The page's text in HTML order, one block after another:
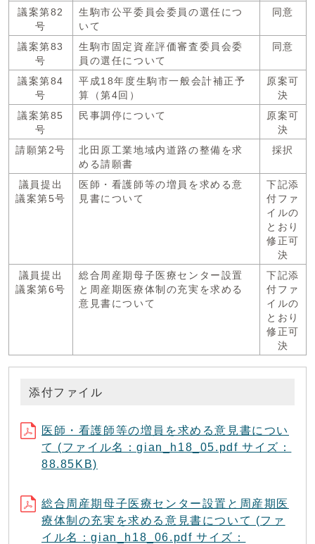
議案第82
号
生駒市公平委員会委員の選任につ
いて
同意
議案第83
号
生駒市固定資産評価審査委員会委
員の選任について
同意
議案第84
号
平成18年度生駒市一般会計補正予
算（第4回）
原案可
決
議案第85
号
民事調停について
原案可
決
請願第2号
北田原工業地域内道路の整備を求
める請願書
採択
議員提出
議案第5号
医師・看護師等の増員を求める意
見書について
下記添
付ファ
イルの
とおり
修正可
決
議員提出
議案第6号
総合周産期母子医療センター設置
と周産期医療体制の充実を求める
意見書について
下記添
付ファ
イルの
とおり
修正可
決
添付ファイル
医師・看護師等の増員を求める意見書につい
て (ファイル名：gian_h18_05.pdf サイズ：
88.85KB)
総合周産期母子医療センター設置と周産期医
療体制の充実を求める意見書について (ファ
イル名：gian_h18_06.pdf サイズ：